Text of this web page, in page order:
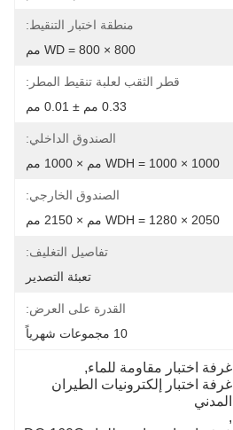
منطقة اختبار التنقيط:
WD = 800 × 800 مم
قطر الثقب لعلبة تنقيط المطر:
0.33 مم ± 0.01 مم
الصندوق الداخلي:
WDH = 1000 × 1000 مم × 1000 مم
الصندوق الخارجي:
WDH = 1280 × 2050 مم × 2150 مم
تفاصيل التغليف:
تعبئة التصدير
القدرة على العرض:
10 مجموعات شهرياً
غرفة اختبار مقاومة للماء,
غرفة اختبار إلكترونيات الطيران
المدني
,